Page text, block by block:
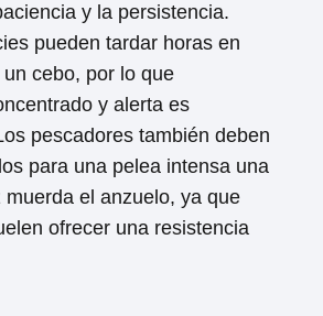
y la persistencia.
pueden tardar horas en
cebo, por lo que
y alerta es
pescadores también deben
para una pelea intensa una
el anzuelo, ya que
ofrecer una resistencia